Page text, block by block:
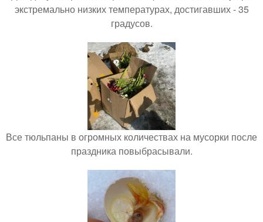
экстремально низких температурах, достигавших - 35
градусов.
Все тюльпаны в огромных количествах на мусорки после
праздника повыбрасывали.